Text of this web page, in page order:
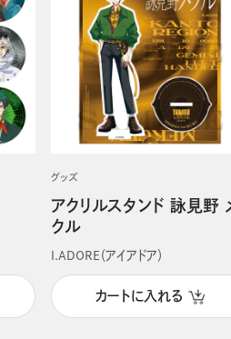
グッズ
アクリルスタンド 詠見野
クル
I.ADORE（アイアドア）
カートに入れる